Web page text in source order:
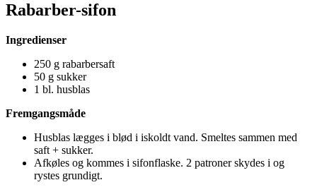
Rabarber-sifon
Ingredienser
250 g rabarbersaft
50 g sukker
1 bl. husblas
Fremgangsmåde
Husblas lægges i blød i iskoldt vand. Smeltes sammen med
saft + sukker.
Afkøles og kommes i sifonflaske. 2 patroner skydes i og
rystes grundigt.